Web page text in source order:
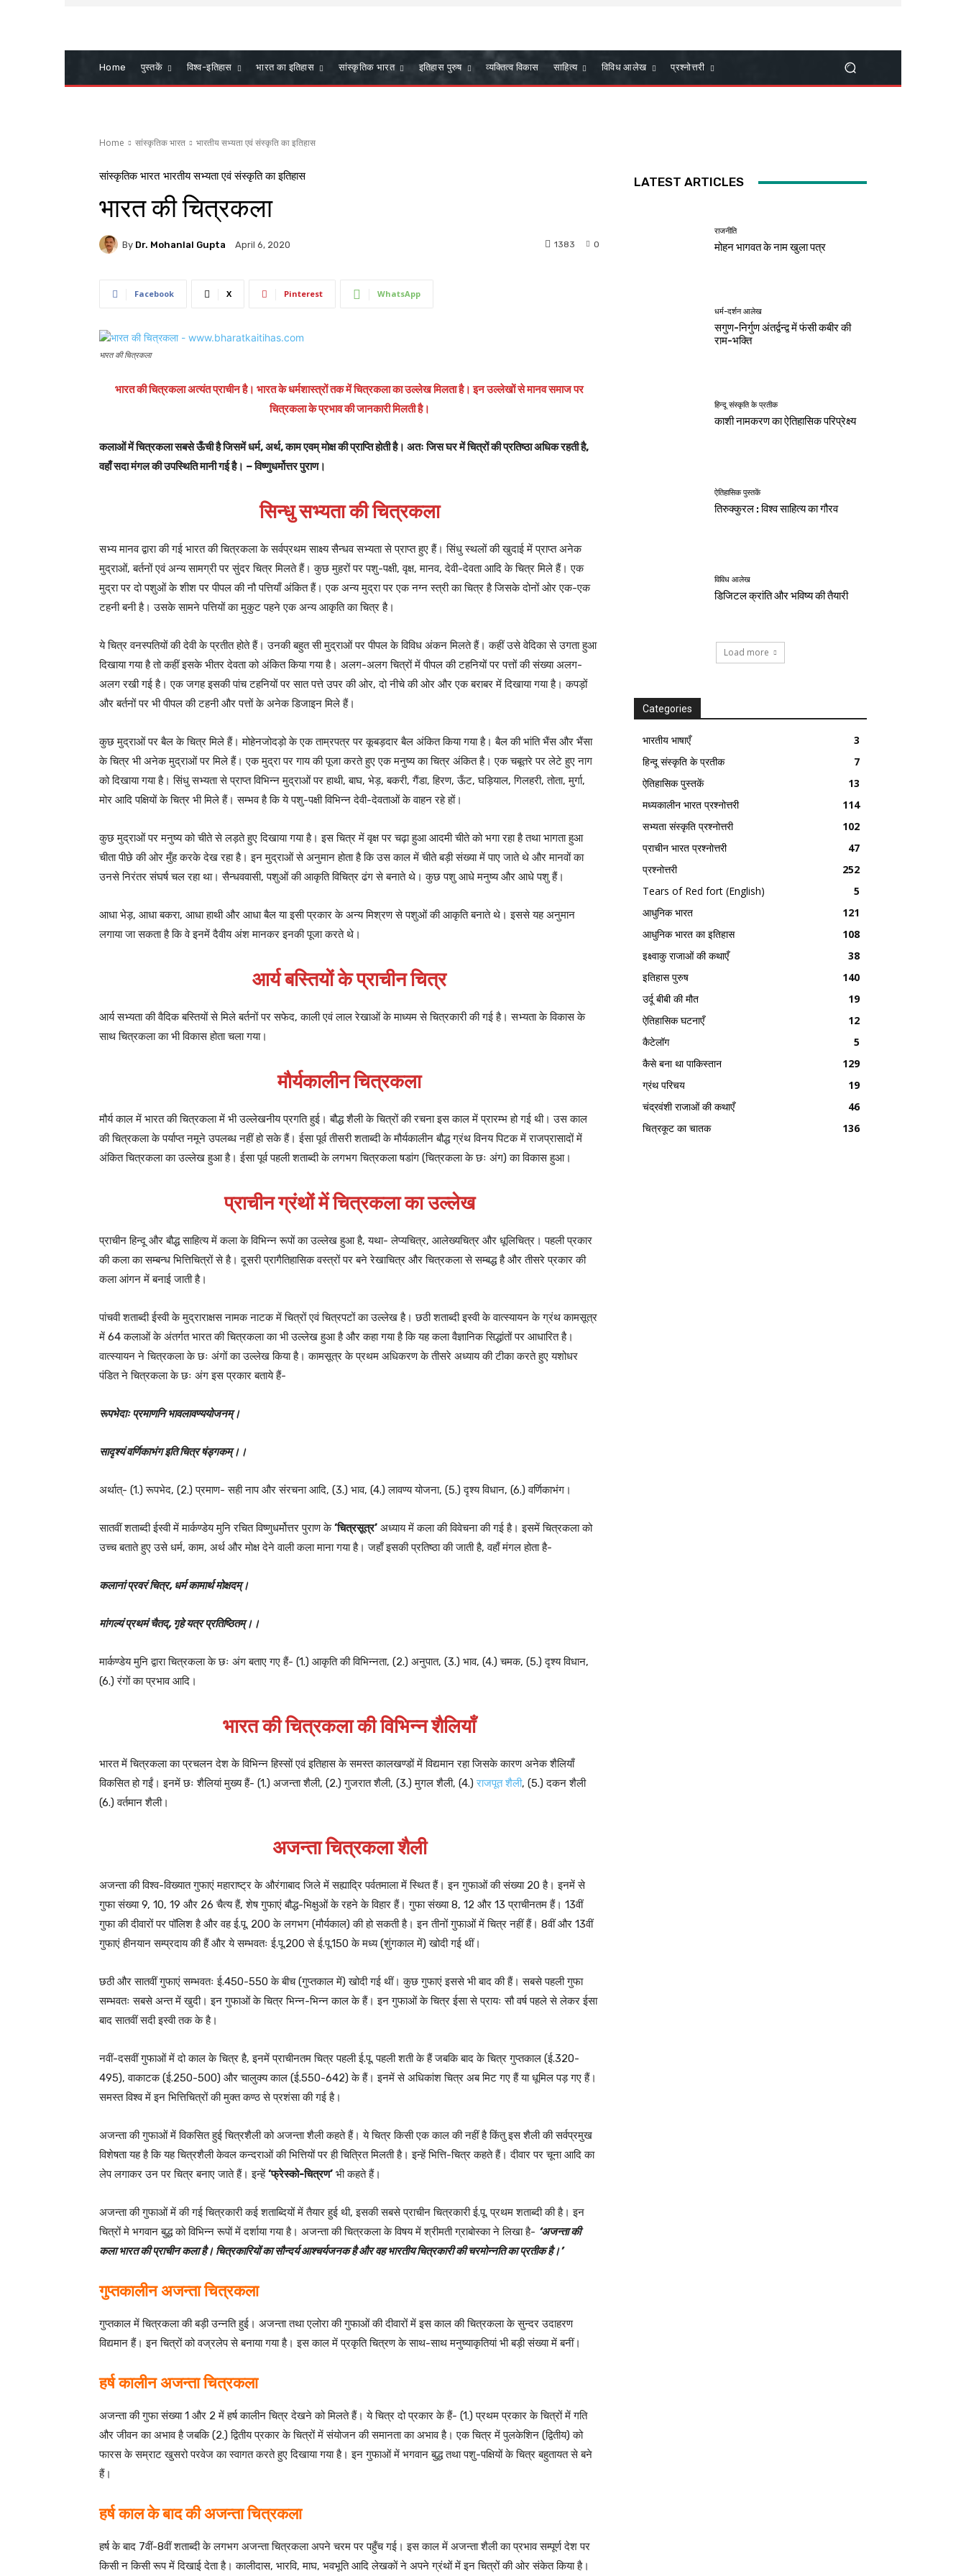
Home पुस्तकें विश्व-इतिहास भारत का इतिहास सांस्कृतिक भारत इतिहास पुरुष व्यक्तित्व विकास साहित्य विविध आलेख प्रश्नोत्तरी
Home सांस्कृतिक भारत भारतीय सभ्यता एवं संस्कृति का इतिहास
सांस्कृतिक भारत भारतीय सभ्यता एवं संस्कृति का इतिहास
भारत की चित्रकला
By Dr. Mohanlal Gupta April 6, 2020 0
1383
Facebook X Pinterest WhatsApp
भारत की चित्रकला
भारत की चित्रकला अत्यंत प्राचीन है। भारत के धर्मशास्त्रों तक में चित्रकला का उल्लेख मिलता है। इन उल्लेखों से मानव समाज पर
चित्रकला के प्रभाव की जानकारी मिलती है।
कलाओं में चित्रकला सबसे ऊँची है जिसमें धर्म, अर्थ, काम एवम् मोक्ष की प्राप्ति होती है। अतः जिस घर में चित्रों की प्रतिष्ठा अधिक रहती है,
वहाँ सदा मंगल की उपस्थिति मानी गई है। – विष्णुधर्मोत्तर पुराण।
सिन्धु सभ्यता की चित्रकला
सभ्य मानव द्वारा की गई भारत की चित्रकला के सर्वप्रथम साक्ष्य सैन्धव सभ्यता से प्राप्त हुए हैं। सिंधु स्थलों की खुदाई में प्राप्त अनेक
मुद्राओं, बर्तनों एवं अन्य सामग्री पर सुंदर चित्र मिलते हैं। कुछ मुहरों पर पशु-पक्षी, वृक्ष, मानव, देवी-देवता आदि के चित्र मिले हैं। एक
मुद्रा पर दो पशुओं के शीश पर पीपल की नौ पत्तियाँ अंकित हैं। एक अन्य मुद्रा पर एक नग्न स्त्री का चित्र है जिसके दोनों ओर एक-एक
टहनी बनी है। उसके सामने पत्तियों का मुकुट पहने एक अन्य आकृति का चित्र है।
ये चित्र वनस्पतियों की देवी के प्रतीत होते हैं। उनकी बहुत सी मुद्राओं पर पीपल के विविध अंकन मिलते हैं। कहीं उसे वेदिका से उगता हुआ
दिखाया गया है तो कहीं इसके भीतर देवता को अंकित किया गया है। अलग-अलग चित्रों में पीपल की टहनियों पर पत्तों की संख्या अलग-
अलग रखी गई है। एक जगह इसकी पांच टहनियों पर सात पत्ते उपर की ओर, दो नीचे की ओर और एक बराबर में दिखाया गया है। कपड़ों
और बर्तनों पर भी पीपल की टहनी और पत्तों के अनेक डिजाइन मिले हैं।
कुछ मुद्राओं पर बैल के चित्र मिले हैं। मोहेनजोदड़ो के एक ताम्रपत्र पर कूबड़दार बैल अंकित किया गया है। बैल की भांति भैंस और भैंसा
के चित्र भी अनेक मुद्राओं पर मिले हैं। एक मुद्रा पर गाय की पूजा करते हुए एक मनुष्य का चित्र अंकित है। एक चबूतरे पर लेटे हुए नाग
को दिखाया गया है। सिंधु सभ्यता से प्राप्त विभिन्न मुद्राओं पर हाथी, बाघ, भेड़, बकरी, गैंडा, हिरण, ऊँट, घड़ियाल, गिलहरी, तोता, मुर्गा,
मोर आदि पक्षियों के चित्र भी मिले हैं। सम्भव है कि ये पशु-पक्षी विभिन्न देवी-देवताओं के वाहन रहे हों।
कुछ मुद्राओं पर मनुष्य को चीते से लड़ते हुए दिखाया गया है। इस चित्र में वृक्ष पर चढ़ा हुआ आदमी चीते को भगा रहा है तथा भागता हुआ
चीता पीछे की ओर मुँह करके देख रहा है। इन मुद्राओं से अनुमान होता है कि उस काल में चीते बड़ी संख्या में पाए जाते थे और मानवों का
उनसे निरंतर संघर्ष चल रहा था। सैन्धववासी, पशुओं की आकृति विचित्र ढंग से बनाते थे। कुछ पशु आधे मनुष्य और आधे पशु हैं।
आधा भेड़, आधा बकरा, आधा हाथी और आधा बैल या इसी प्रकार के अन्य मिश्रण से पशुओं की आकृति बनाते थे। इससे यह अनुमान
लगाया जा सकता है कि वे इनमें दैवीय अंश मानकर इनकी पूजा करते थे।
आर्य बस्तियों के प्राचीन चित्र
आर्य सभ्यता की वैदिक बस्तियों से मिले बर्तनों पर सफेद, काली एवं लाल रेखाओं के माध्यम से चित्रकारी की गई है। सभ्यता के विकास के
साथ चित्रकला का भी विकास होता चला गया।
मौर्यकालीन चित्रकला
मौर्य काल में भारत की चित्रकला में भी उल्लेखनीय प्रगति हुई। बौद्ध शैली के चित्रों की रचना इस काल में प्रारम्भ हो गई थी। उस काल
की चित्रकला के पर्याप्त नमूने उपलब्ध नहीं हो सके हैं। ईसा पूर्व तीसरी शताब्दी के मौर्यकालीन बौद्ध ग्रंथ विनय पिटक में राजप्रासादों में
अंकित चित्रकला का उल्लेख हुआ है। ईसा पूर्व पहली शताब्दी के लगभग चित्रकला षडांग (चित्रकला के छः अंग) का विकास हुआ।
प्राचीन ग्रंथों में चित्रकला का उल्लेख
प्राचीन हिन्दू और बौद्ध साहित्य में कला के विभिन्न रूपों का उल्लेख हुआ है, यथा- लेप्यचित्र, आलेख्यचित्र और धूलिचित्र। पहली प्रकार
की कला का सम्बन्ध भित्तिचित्रों से है। दूसरी प्रागैतिहासिक वस्त्रों पर बने रेखाचित्र और चित्रकला से सम्बद्ध है और तीसरे प्रकार की
कला आंगन में बनाई जाती है।
पांचवी शताब्दी ईस्वी के मुद्राराक्षस नामक नाटक में चित्रों एवं चित्रपटों का उल्लेख है। छठी शताब्दी इस्वी के वात्स्यायन के ग्रंथ कामसूत्र
में 64 कलाओं के अंतर्गत भारत की चित्रकला का भी उल्लेख हुआ है और कहा गया है कि यह कला वैज्ञानिक सिद्धांतों पर आधारित है।
वात्स्यायन ने चित्रकला के छः अंगों का उल्लेख किया है। कामसूत्र के प्रथम अधिकरण के तीसरे अध्याय की टीका करते हुए यशोधर
पंडित ने चित्रकला के छः अंग इस प्रकार बताये हैं-
रूपभेदाः प्रमाणनि भावलावण्ययोजनम्।
सादृश्यं वर्णिकाभंग इति चित्र षंड्गकम्।।
अर्थात्- (1.) रूपभेद, (2.) प्रमाण- सही नाप और संरचना आदि, (3.) भाव, (4.) लावण्य योजना, (5.) दृश्य विधान, (6.) वर्णिकाभंग।
सातवीं शताब्दी ईस्वी में मार्कण्डेय मुनि रचित विष्णुधर्मोत्तर पुराण के‘चित्रसूत्र’ अध्याय में कला की विवेचना की गई है। इसमें चित्रकला को
उच्च बताते हुए उसे धर्म, काम, अर्थ और मोक्ष देने वाली कला माना गया है। जहाँ इसकी प्रतिष्ठा की जाती है, वहाँ मंगल होता है-
कलानां प्रवरं चित्र, धर्म कामार्थ मोक्षदम्।
मांगल्यं प्रथमं चैतद्, गृहे यत्र प्रतिष्ठितम्।।
मार्कण्डेय मुनि द्वारा चित्रकला के छः अंग बताए गए हैं- (1.) आकृति की विभिन्नता, (2.) अनुपात, (3.) भाव, (4.) चमक, (5.) दृश्य विधान,
(6.) रंगों का प्रभाव आदि।
भारत की चित्रकला की विभिन्न शैलियाँ
भारत में चित्रकला का प्रचलन देश के विभिन्न हिस्सों एवं इतिहास के समस्त कालखण्डों में विद्यमान रहा जिसके कारण अनेक शैलियाँ
विकसित हो गईं। इनमें छः शैलियां मुख्य हैं- (1.) अजन्ता शैली, (2.) गुजरात शैली, (3.) मुगल शैली, (4.)राजपूत शैली, (5.) दकन शैली
(6.) वर्तमान शैली।
अजन्ता चित्रकला शैली
अजन्ता की विश्व-विख्यात गुफाएं महाराष्ट्र के औरंगाबाद जिले में सह्याद्रि पर्वतमाला में स्थित हैं। इन गुफाओं की संख्या 20 है। इनमें से
गुफा संख्या 9, 10, 19 और 26 चैत्य हैं, शेष गुफाएं बौद्ध-भिक्षुओं के रहने के विहार हैं। गुफा संख्या 8, 12 और 13 प्राचीनतम हैं। 13वीं
गुफा की दीवारों पर पॉलिश है और वह ई.पू. 200 के लगभग (मौर्यकाल) की हो सकती है। इन तीनों गुफाओं में चित्र नहीं हैं। 8वीं और 13वीं
गुफाएं हीनयान सम्प्रदाय की हैं और ये सम्भवतः ई.पू.200 से ई.पू.150 के मध्य (शुंगकाल में) खोदी गई थीं।
छठी और सातवीं गुफाएं सम्भवतः ई.450-550 के बीच (गुप्तकाल में) खोदी गई थीं। कुछ गुफाएं इससे भी बाद की हैं। सबसे पहली गुफा
सम्भवतः सबसे अन्त में खुदी। इन गुफाओं के चित्र भिन्न-भिन्न काल के हैं। इन गुफाओं के चित्र ईसा से प्रायः सौ वर्ष पहले से लेकर ईसा
बाद सातवीं सदी इस्वी तक के है।
नवीं-दसवीं गुफाओं में दो काल के चित्र है, इनमें प्राचीनतम चित्र पहली ई.पू. पहली शती के हैं जबकि बाद के चित्र गुप्तकाल (ई.320-
495), वाकाटक (ई.250-500) और चालुक्य काल (ई.550-642) के हैं। इनमें से अधिकांश चित्र अब मिट गए हैं या धूमिल पड़ गए हैं।
समस्त विश्व में इन भित्तिचित्रों की मुक्त कण्ठ से प्रशंसा की गई है।
अजन्ता की गुफाओं में विकसित हुई चित्रशैली को अजन्ता शैली कहते हैं। ये चित्र किसी एक काल की नहीं है किंतु इस शैली की सर्वप्रमुख
विशेषता यह है कि यह चित्रशैली केवल कन्दराओं की भित्तियों पर ही चित्रित मिलती है। इन्हें भित्ति-चित्र कहते हैं। दीवार पर चूना आदि का
लेप लगाकर उन पर चित्र बनाए जाते हैं। इन्हें‘फ्रेस्को-चित्रण’ भी कहते हैं।
अजन्ता की गुफाओं में की गई चित्रकारी कई शताब्दियों में तैयार हुई थी, इसकी सबसे प्राचीन चित्रकारी ई.पू. प्रथम शताब्दी की है। इन
चित्रों मे भगवान बुद्ध को विभिन्न रूपों में दर्शाया गया है। अजन्ता की चित्रकला के विषय में श्रीमती ग्राबोस्का ने लिखा है- ‘अजन्ता की
कला भारत की प्राचीन कला है। चित्रकारियों का सौन्दर्य आश्चर्यजनक है और वह भारतीय चित्रकारी की चरमोन्नति का प्रतीक है।’
गुप्तकालीन अजन्ता चित्रकला
गुप्तकाल में चित्रकला की बड़ी उन्नति हुई। अजन्ता तथा एलोरा की गुफाओं की दीवारों में इस काल की चित्रकला के सुन्दर उदाहरण
विद्यमान हैं। इन चित्रों को वज्रलेप से बनाया गया है। इस काल में प्रकृति चित्रण के साथ-साथ मनुष्याकृतियां भी बड़ी संख्या में बनीं।
हर्ष कालीन अजन्ता चित्रकला
अजन्ता की गुफा संख्या 1 और 2 में हर्ष कालीन चित्र देखने को मिलते हैं। ये चित्र दो प्रकार के हैं- (1.) प्रथम प्रकार के चित्रों में गति
और जीवन का अभाव है जबकि (2.) द्वितीय प्रकार के चित्रों में संयोजन की समानता का अभाव है। एक चित्र में पुलकेशिन (द्वितीय) को
फारस के सम्राट खुसरो परवेज का स्वागत करते हुए दिखाया गया है। इन गुफाओं में भगवान बुद्ध तथा पशु-पक्षियों के चित्र बहुतायत से बने
हैं।
हर्ष काल के बाद की अजन्ता चित्रकला
हर्ष के बाद 7वीं-8वीं शताब्दी के लगभग अजन्ता चित्रकला अपने चरम पर पहुँच गई। इस काल में अजन्ता शैली का प्रभाव सम्पूर्ण देश पर
किसी न किसी रूप में दिखाई देता है। कालीदास, भारवि, माघ, भवभूति आदि लेखकों ने अपने ग्रंथों में इन चित्रों की ओर संकेत किया है।
LATEST ARTICLES
राजनीति
मोहन भागवत के नाम खुला पत्र
धर्म-दर्शन आलेख
सगुण-निर्गुण अंतर्द्वन्द्व में फंसी कबीर की
राम-भक्ति
हिन्दू संस्कृति के प्रतीक
काशी नामकरण का ऐतिहासिक परिप्रेक्ष्य
ऐतिहासिक पुस्तकें
तिरुक्कुरल : विश्व साहित्य का गौरव
विविध आलेख
डिजिटल क्रांति और भविष्य की तैयारी
Load more
Categories
भारतीय भाषाएँ
3
हिन्दू संस्कृति के प्रतीक
7
ऐतिहासिक पुस्तकें
13
मध्यकालीन भारत प्रश्नोत्तरी
114
सभ्यता संस्कृति प्रश्नोत्तरी
102
प्राचीन भारत प्रश्नोत्तरी
47
प्रश्नोत्तरी
252
Tears of Red fort (English)
5
आधुनिक भारत
121
आधुनिक भारत का इतिहास
108
इक्ष्वाकु राजाओं की कथाएँ
38
इतिहास पुरुष
140
उर्दू बीबी की मौत
19
ऐतिहासिक घटनाएँ
12
कैटेलॉग
5
कैसे बना था पाकिस्तान
129
ग्रंथ परिचय
19
चंद्रवंशी राजाओं की कथाएँ
46
चित्रकूट का चातक
136